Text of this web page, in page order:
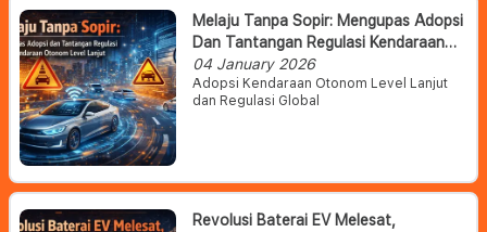
Melaju Tanpa Sopir: Mengupas Adopsi
Dan Tantangan Regulasi Kendaraan
Otonom Level Lanjut
04 January 2026
Adopsi Kendaraan Otonom Level Lanjut
dan Regulasi Global
Revolusi Baterai EV Melesat,